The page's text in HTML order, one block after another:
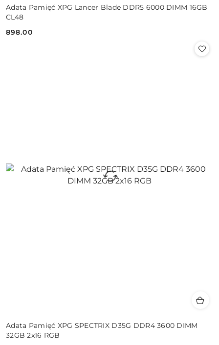
Adata Pamięć XPG Lancer Blade DDR5 6000 DIMM 16GB
CL48
Cena:
898.00
Adata Pamięć XPG SPECTRIX D35G DDR4 3600 DIMM
32GB 2x16 RGB